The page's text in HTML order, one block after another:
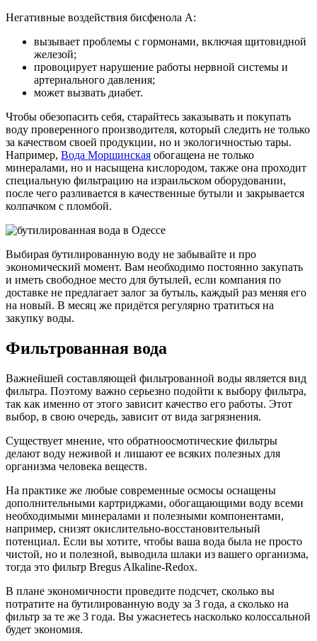
Негативные воздействия бисфенола А:
вызывает проблемы с гормонами, включая щитовидной
железой;
провоцирует нарушение работы нервной системы и
артериального давления;
может вызвать диабет.
Чтобы обезопасить себя, старайтесь заказывать и покупать
воду проверенного производителя, который следить не только
за качеством своей продукции, но и экологичностью тары.
Например, Вода Моршинская обогащена не только
минералами, но и насыщена кислородом, также она проходит
специальную фильтрацию на израильском оборудовании,
после чего разливается в качественные бутыли и закрывается
колпачком с пломбой.
Выбирая бутилированную воду не забывайте и про
экономический момент. Вам необходимо постоянно закупать
и иметь свободное место для бутылей, если компания по
доставке не предлагает залог за бутыль, каждый раз меняя его
на новый. В месяц же придётся регулярно тратиться на
закупку воды.
Фильтрованная вода
Важнейшей составляющей фильтрованной воды является вид
фильтра. Поэтому важно серьезно подойти к выбору фильтра,
так как именно от этого зависит качество его работы. Этот
выбор, в свою очередь, зависит от вида загрязнения.
Существует мнение, что обратноосмотические фильтры
делают воду неживой и лишают ее всяких полезных для
организма человека веществ.
На практике же любые современные осмосы оснащены
дополнительными картриджами, обогащающими воду всеми
необходимыми минералами и полезными компонентами,
например, снизят окислительно-восстановительный
потенциал. Если вы хотите, чтобы ваша вода была не просто
чистой, но и полезной, выводила шлаки из вашего организма,
тогда это фильтр Bregus Alkaline-Redox.
В плане экономичности проведите подсчет, сколько вы
потратите на бутилированную воду за 3 года, а сколько на
фильтр за те же 3 года. Вы ужаснетесь насколько колоссальной
будет экономия.